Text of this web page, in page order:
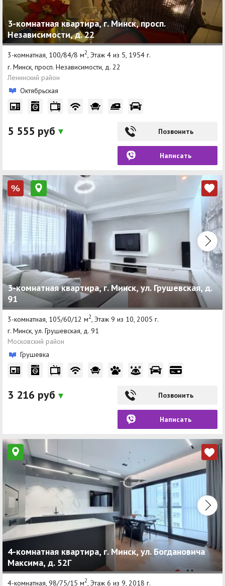
3-комнатная квартира, г. Минск, просп.
Независимости, д. 22
3-комнатная, 100/84/8 м2, Этаж 4 из 5, 1954 г.
г. Минск, просп. Независимости, д. 22
Ленинский район
Октябрьская
5 555 руб Позвонить
Написать
%
3-комнатная квартира, г. Минск, ул. Грушевская, д.
91
3-комнатная, 105/60/12 м2 , Этаж 9 из 10, 2005 г.
г. Минск, ул. Грушевская, д. 91
Московский район
Грушевка
3 216 руб Позвонить
Написать
4-комнатная квартира, г. Минск, ул. Богдановича
Максима, д. 52Г
4-комнатная, 98/75/15 м2, Этаж 6 из 9, 2018 г.